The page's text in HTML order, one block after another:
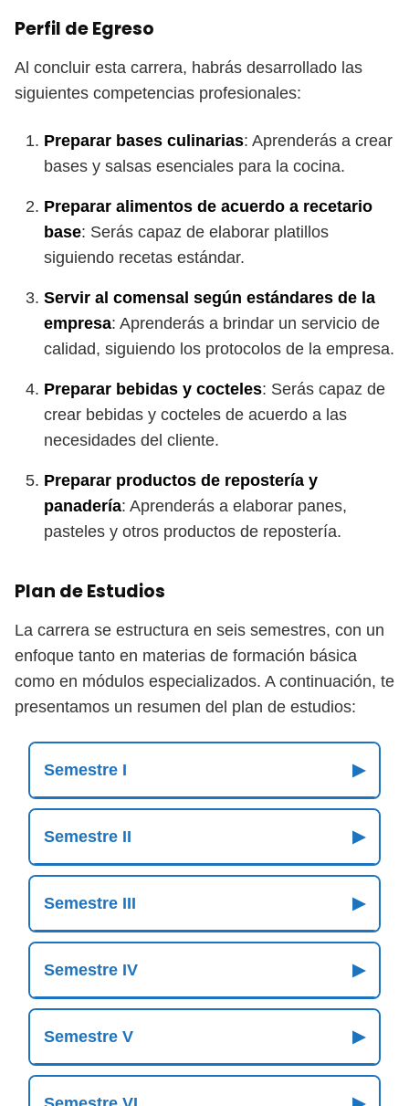
Perfil de Egreso
Al concluir esta carrera, habrás desarrollado las
siguientes competencias profesionales:
Preparar bases culinarias: Aprenderás a crear
bases y salsas esenciales para la cocina.
Preparar alimentos de acuerdo a recetario
base: Serás capaz de elaborar platillos
siguiendo recetas estándar.
Servir al comensal según estándares de la
empresa: Aprenderás a brindar un servicio de
calidad, siguiendo los protocolos de la empresa.
Preparar bebidas y cocteles: Serás capaz de
crear bebidas y cocteles de acuerdo a las
necesidades del cliente.
Preparar productos de repostería y
panadería: Aprenderás a elaborar panes,
pasteles y otros productos de repostería.
Plan de Estudios
La carrera se estructura en seis semestres, con un
enfoque tanto en materias de formación básica
como en módulos especializados. A continuación, te
presentamos un resumen del plan de estudios:
Semestre I ▶
Semestre II ▶
Semestre III ▶
Semestre IV ▶
Semestre V ▶